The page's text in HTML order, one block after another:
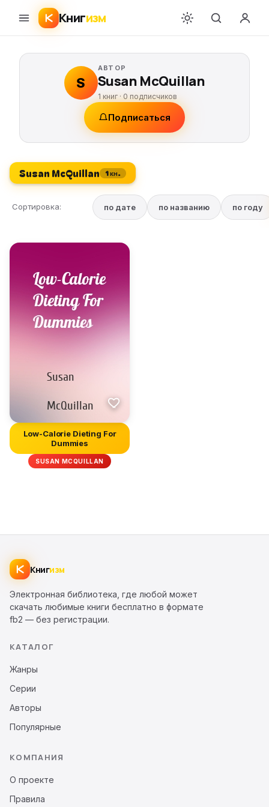
Книгизм
S
АВТОР
Susan McQuillan
1 книг · 0 подписчиков
Подписаться
Susan McQuillan 1 кн.
Сортировка: по дате по названию по году
Low-Calorie Dieting For
Dummies
SUSAN MCQUILLAN
Книгизм
Электронная библиотека, где любой может
скачать любимые книги бесплатно в формате
fb2 — без регистрации.
КАТАЛОГ
Жанры
Серии
Авторы
Популярные
КОМПАНИЯ
О проекте
Правила